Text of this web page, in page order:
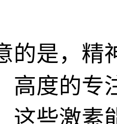
的是，精
高度的专
这些激素